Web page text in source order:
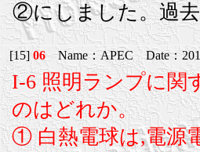
②にしました。過
[15]06Name：APEC Date：
I-6 照明ランプに関
のはどれか。
① 白熱電球は,電源